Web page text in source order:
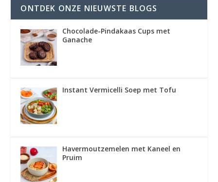
ONTDEK ONZE NIEUWSTE BLOGS
Chocolade-Pindakaas Cups met
Ganache
Instant Vermicelli Soep met Tofu
Havermoutzemelen met Kaneel en
Pruim